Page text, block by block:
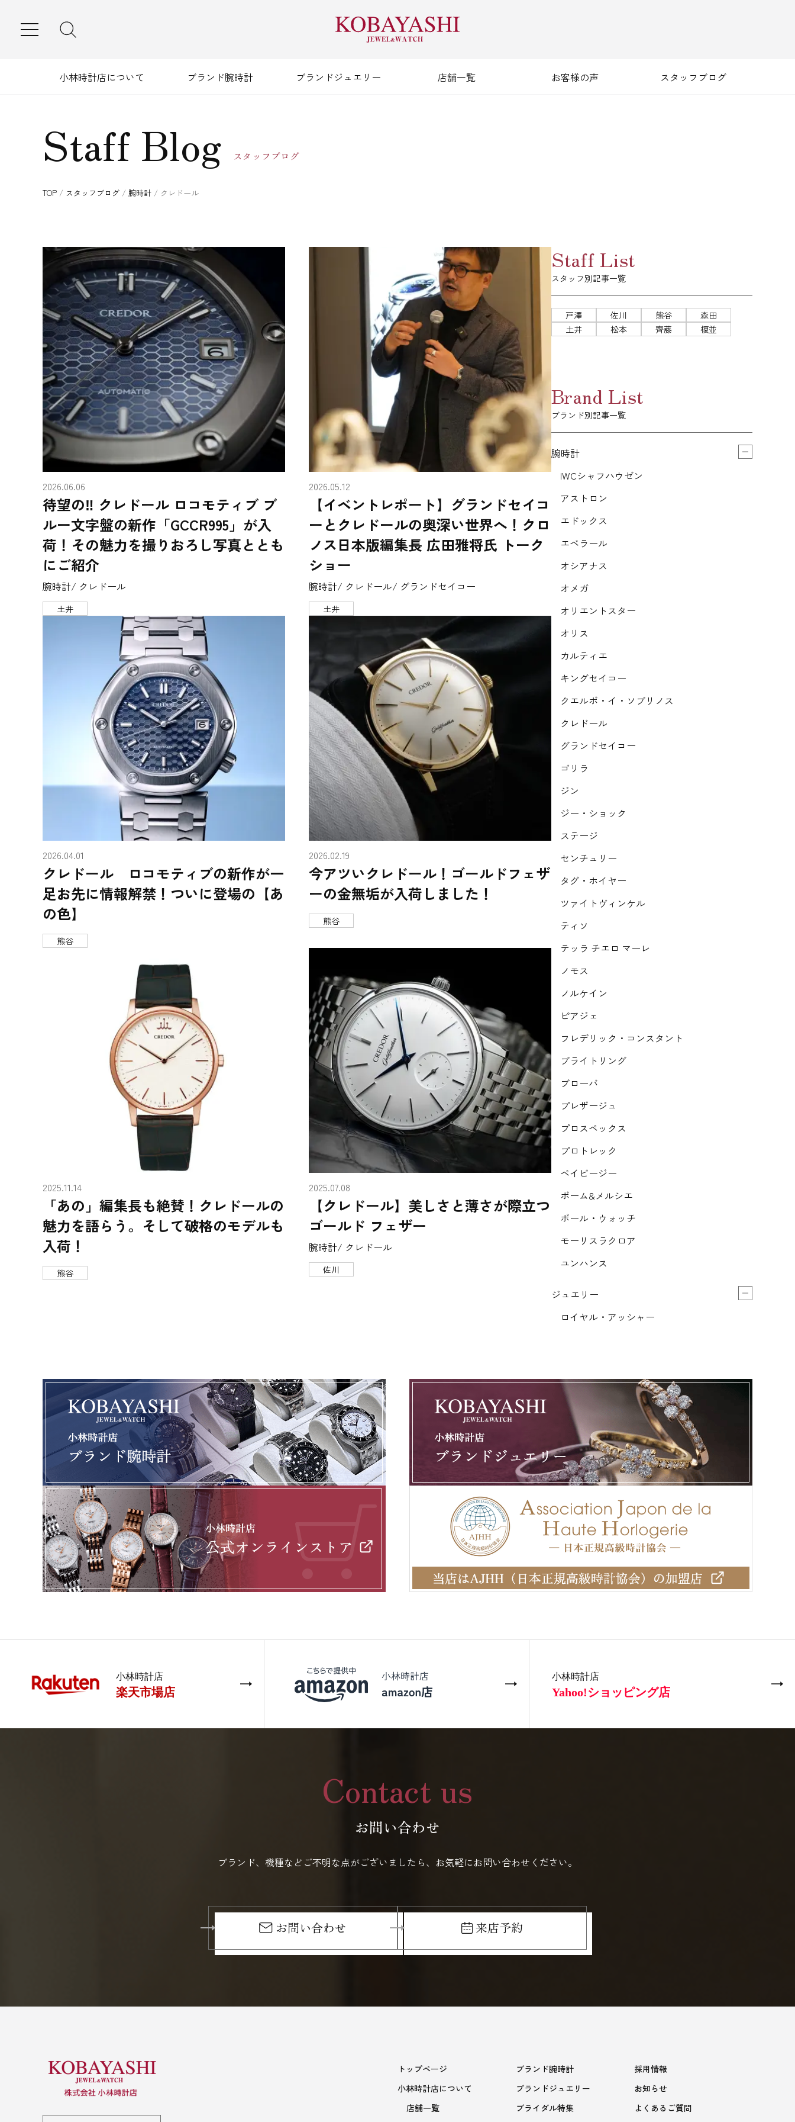
小林時計店について ブランド腕時計 ブランドジュエリー 店舗一覧 お客様の声 スタッフブログ
Staff Blog スタッフブログ
TOP / スタッフブログ / 腕時計 / クレドール
2026.06.06
待望の‼ クレドール ロコモティブ ブ
ルー文字盤の新作「GCCR995」が入
荷！その魅力を撮りおろし写真ととも
にご紹介
腕時計/ クレドール
土井
2026.05.12
【イベントレポート】グランドセイコ
ーとクレドールの奥深い世界へ！クロ
ノス日本版編集長 広田雅将氏 トーク
ショー
腕時計/ クレドール/ グランドセイコー
土井
2026.04.01
クレドール ロコモティブの新作が一
足お先に情報解禁！ついに登場の【あ
の色】
熊谷
2026.02.19
今アツいクレドール！ゴールドフェザ
ーの金無垢が入荷しました！
熊谷
2025.11.14
「あの」編集長も絶賛！クレドールの
魅力を語らう。そして破格のモデルも
入荷！
熊谷
2025.07.08
【クレドール】美しさと薄さが際立つ
ゴールド フェザー
腕時計/ クレドール
佐川
Staff List
スタッフ別記事一覧
戸澤 佐川 熊谷
森田
土井
松本 齊藤 榎並
Brand List
ブランド別記事一覧
腕時計
IWCシャフハウゼン
アストロン
エドックス
エベラール
オシアナス
オメガ
オリエントスター
オリス
カルティエ
キングセイコー
クエルボ・イ・ソブリノス
クレドール
グランドセイコー
ゴリラ
ジン
ジー・ショック
ステージ
センチュリー
タグ・ホイヤー
ツァイトヴィンケル
ティソ
テッラ チエロ マーレ
ノモス
ノルケイン
ピアジェ
フレデリック・コンスタント
ブライトリング
ブローバ
プレザージュ
プロスペックス
プロトレック
ベイビージー
ボーム&メルシエ
ボール・ウォッチ
モーリスラクロア
ユンハンス
ジュエリー
ロイヤル・アッシャー
Contact us
お問い合わせ
ブランド、機種などご不明な点がございましたら、お気軽にお問い合わせください。
お問い合わせ 来店予約
トップページ
小林時計店について
店舗一覧
ブランド腕時計
ブランドジュエリー
ブライダル特集
採用情報
お知らせ
よくあるご質問